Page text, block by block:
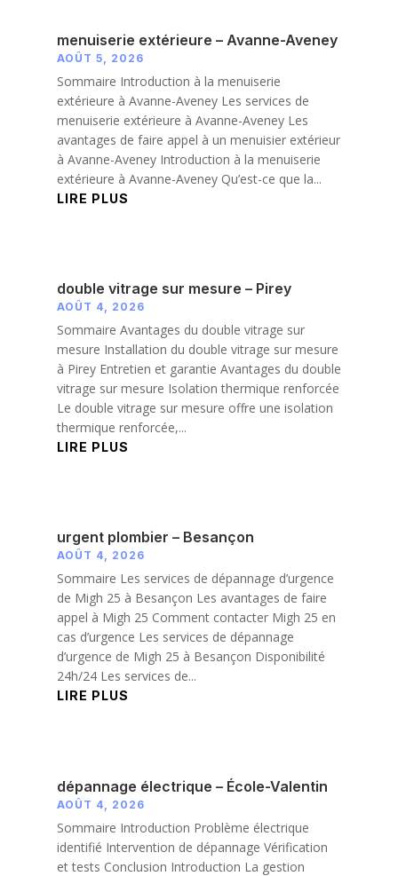
menuiserie extérieure – Avanne-Aveney
AOÛT 5, 2026
Sommaire Introduction à la menuiserie
extérieure à Avanne-Aveney Les services de
menuiserie extérieure à Avanne-Aveney Les
avantages de faire appel à un menuisier extérieur
à Avanne-Aveney Introduction à la menuiserie
extérieure à Avanne-Aveney Qu’est-ce que la...
LIRE PLUS
double vitrage sur mesure – Pirey
AOÛT 4, 2026
Sommaire Avantages du double vitrage sur
mesure Installation du double vitrage sur mesure
à Pirey Entretien et garantie Avantages du double
vitrage sur mesure Isolation thermique renforcée
Le double vitrage sur mesure offre une isolation
thermique renforcée,...
LIRE PLUS
urgent plombier – Besançon
AOÛT 4, 2026
Sommaire Les services de dépannage d’urgence
de Migh 25 à Besançon Les avantages de faire
appel à Migh 25 Comment contacter Migh 25 en
cas d’urgence Les services de dépannage
d’urgence de Migh 25 à Besançon Disponibilité
24h/24 Les services de...
LIRE PLUS
dépannage électrique – École-Valentin
AOÛT 4, 2026
Sommaire Introduction Problème électrique
identifié Intervention de dépannage Vérification
et tests Conclusion Introduction La gestion